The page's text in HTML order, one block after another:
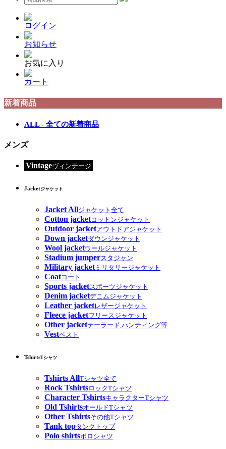
ログイン
お知らせ
お気に入り
カート
新着商品
ALL - 全ての新着商品
メンズ
Vintageヴィンテージ
Jacketジャケット
Jacket Allジャケット全て
Cotton jacketコットンジャケット
Outdoor jacketアウトドアジャケット
Down jacketダウンジャケット
Wool jacketウールジャケット
Stadium jumperスタジャン
Military jacketミリタリージャケット
Coatコート
Sports jacketスポーツジャケット
Denim jacketデニムジャケット
Leather jacketレザージャケット
Fleece jacketフリースジャケット
Other jacketテーラード,ハンティング等
Vestベスト
TshirtsTシャツ
Tshirts AllTシャツ全て
Rock TshirtsロックTシャツ
Character TshirtsキャラクターTシャツ
Old TshirtsオールドTシャツ
Other Tshirtsその他Tシャツ
Tank topタンクトップ
Polo shirtsポロシャツ